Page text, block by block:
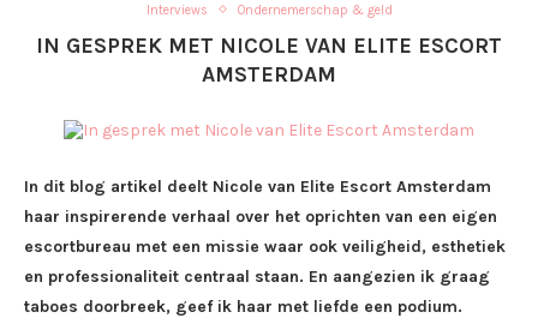
Interviews Ondernemerschap & geld
IN GESPREK MET NICOLE VAN ELITE ESCORT
AMSTERDAM
In dit blog artikel deelt Nicole van Elite Escort Amsterdam
haar inspirerende verhaal over het oprichten van een eigen
escortbureau met een missie waar ook veiligheid, esthetiek
en professionaliteit centraal staan. En aangezien ik graag
taboes doorbreek, geef ik haar met liefde een podium.